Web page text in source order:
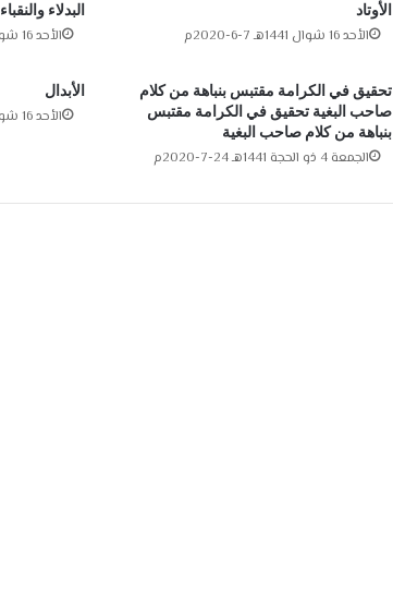
البدلاء والنقباء
الأحد 16 شوال 1441هـ 7-6-2020م
الأوتاد
الأحد 16 شوال 1441هـ 7-6-2020م
الأبدال
الأحد 16 شوال 1441هـ 7-6-2020م
تحقيق في الكرامة مقتبس بنباهة من كلام
صاحب البغية تحقيق في الكرامة مقتبس
بنباهة من كلام صاحب البغية
الجمعة 4 ذو الحجة 1441هـ 24-7-2020م